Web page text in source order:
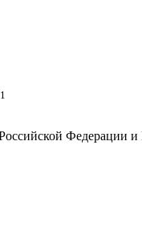
Федерации